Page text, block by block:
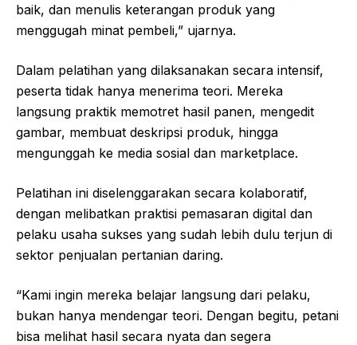
baik, dan menulis keterangan produk yang
menggugah minat pembeli,” ujarnya.
Dalam pelatihan yang dilaksanakan secara intensif,
peserta tidak hanya menerima teori. Mereka
langsung praktik memotret hasil panen, mengedit
gambar, membuat deskripsi produk, hingga
mengunggah ke media sosial dan marketplace.
Pelatihan ini diselenggarakan secara kolaboratif,
dengan melibatkan praktisi pemasaran digital dan
pelaku usaha sukses yang sudah lebih dulu terjun di
sektor penjualan pertanian daring.
“Kami ingin mereka belajar langsung dari pelaku,
bukan hanya mendengar teori. Dengan begitu, petani
bisa melihat hasil secara nyata dan segera